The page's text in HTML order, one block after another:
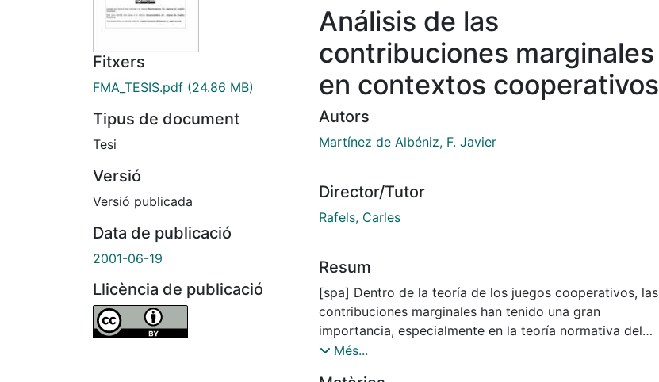
Fitxers
FMA_TESIS.pdf (24.86 MB)
Tipus de document
Tesi
Versió
Versió publicada
Data de publicació
2001-06-19
Llicència de publicació
Análisis de las
contribuciones marginales
en contextos cooperativos
Autors
Martínez de Albéniz, F. Javier
Director/Tutor
Rafels, Carles
Resum
[spa] Dentro de la teoría de los juegos cooperativos, las
contribuciones marginales han tenido una gran
importancia, especialmente en la teoría normativa del
vapor de Shapley. En esta tesis se analiza la envoltura
Més...